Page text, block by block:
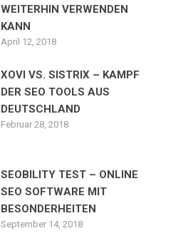
WEITERHIN VERWENDEN
KANN
April 12, 2018
XOVI VS. SISTRIX – KAMPF
DER SEO TOOLS AUS
DEUTSCHLAND
Februar 28, 2018
SEOBILITY TEST – ONLINE
SEO SOFTWARE MIT
BESONDERHEITEN
September 14, 2018